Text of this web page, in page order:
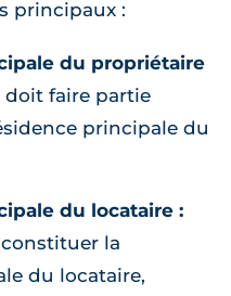
principaux :
du propriétaire
faire partie
principale du
du locataire :
la
du locataire,